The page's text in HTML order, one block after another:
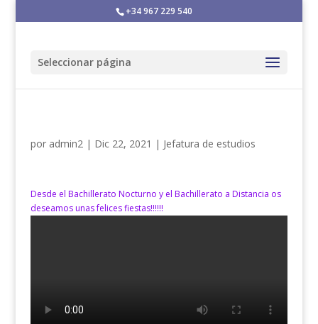
+34 967 229 540
Seleccionar página
por admin2| Dic 22, 2021 | Jefatura de estudios
Desde el Bachillerato Nocturno y el Bachillerato a Distancia os
deseamos unas felices fiestas!!!!!!